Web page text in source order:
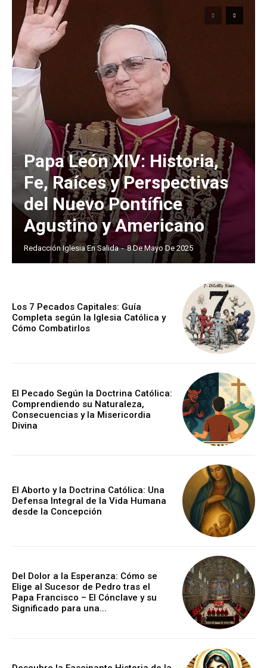
Papa León XIV: Historia,
Fe, Raíces y Perspectivas
del Nuevo Pontífice
Agustino y Americano
Redacción Iglesia En Salida - 8 De Mayo De 2025
Los 7 Pecados Capitales: Guía
Completa según la Iglesia Católica y
Cómo Combatirlos
El Pecado Según la Doctrina Católica:
Comprendiendo su Naturaleza,
Consecuencias y la Misericordia
Divina
El Aborto y la Doctrina Católica: Una
Defensa Integral de la Vida Humana
desde la Concepción
Del Dolor a la Esperanza: Cómo se
Elige al Sucesor de Pedro tras el
Papa Francisco – El Cónclave y su
Significado para una...